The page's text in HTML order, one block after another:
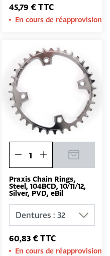
45,79 € TTC
En cours de
Praxis Chain Rings,
Steel, 104BCD, 10/11/12,
Silver, PVD, eBil
60,83 € TTC
En cours de